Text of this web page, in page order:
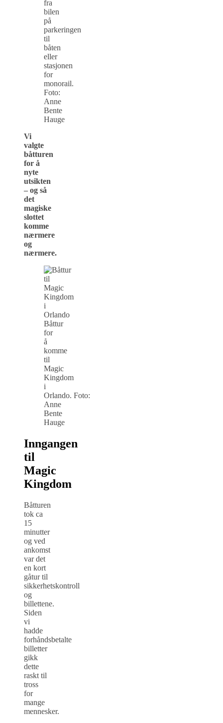
fra
bilen
på
parkeringen
til
båten
eller
stasjonen
for
monorail.
Foto:
Anne
Bente
Hauge
Vi
valgte
båtturen
for å
nyte
utsikten
– og så
det
magiske
slottet
komme
nærmere
og
nærmere.
Båttur
for
å
komme
til
Magic
Kingdom
i
Orlando. Foto:
Anne
Bente
Hauge
Inngangen
til
Magic
Kingdom
Båtturen
tok ca
15
minutter
og ved
ankomst
var det
en kort
gåtur til
sikkerhetskontroll
og
billettene.
Siden
vi
hadde
forhåndsbetalte
billetter
gikk
dette
raskt til
tross
for
mange
mennesker.